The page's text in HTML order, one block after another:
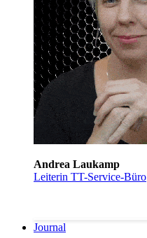
Andrea Laukamp
Leiterin TT-Service-Büro
Journal